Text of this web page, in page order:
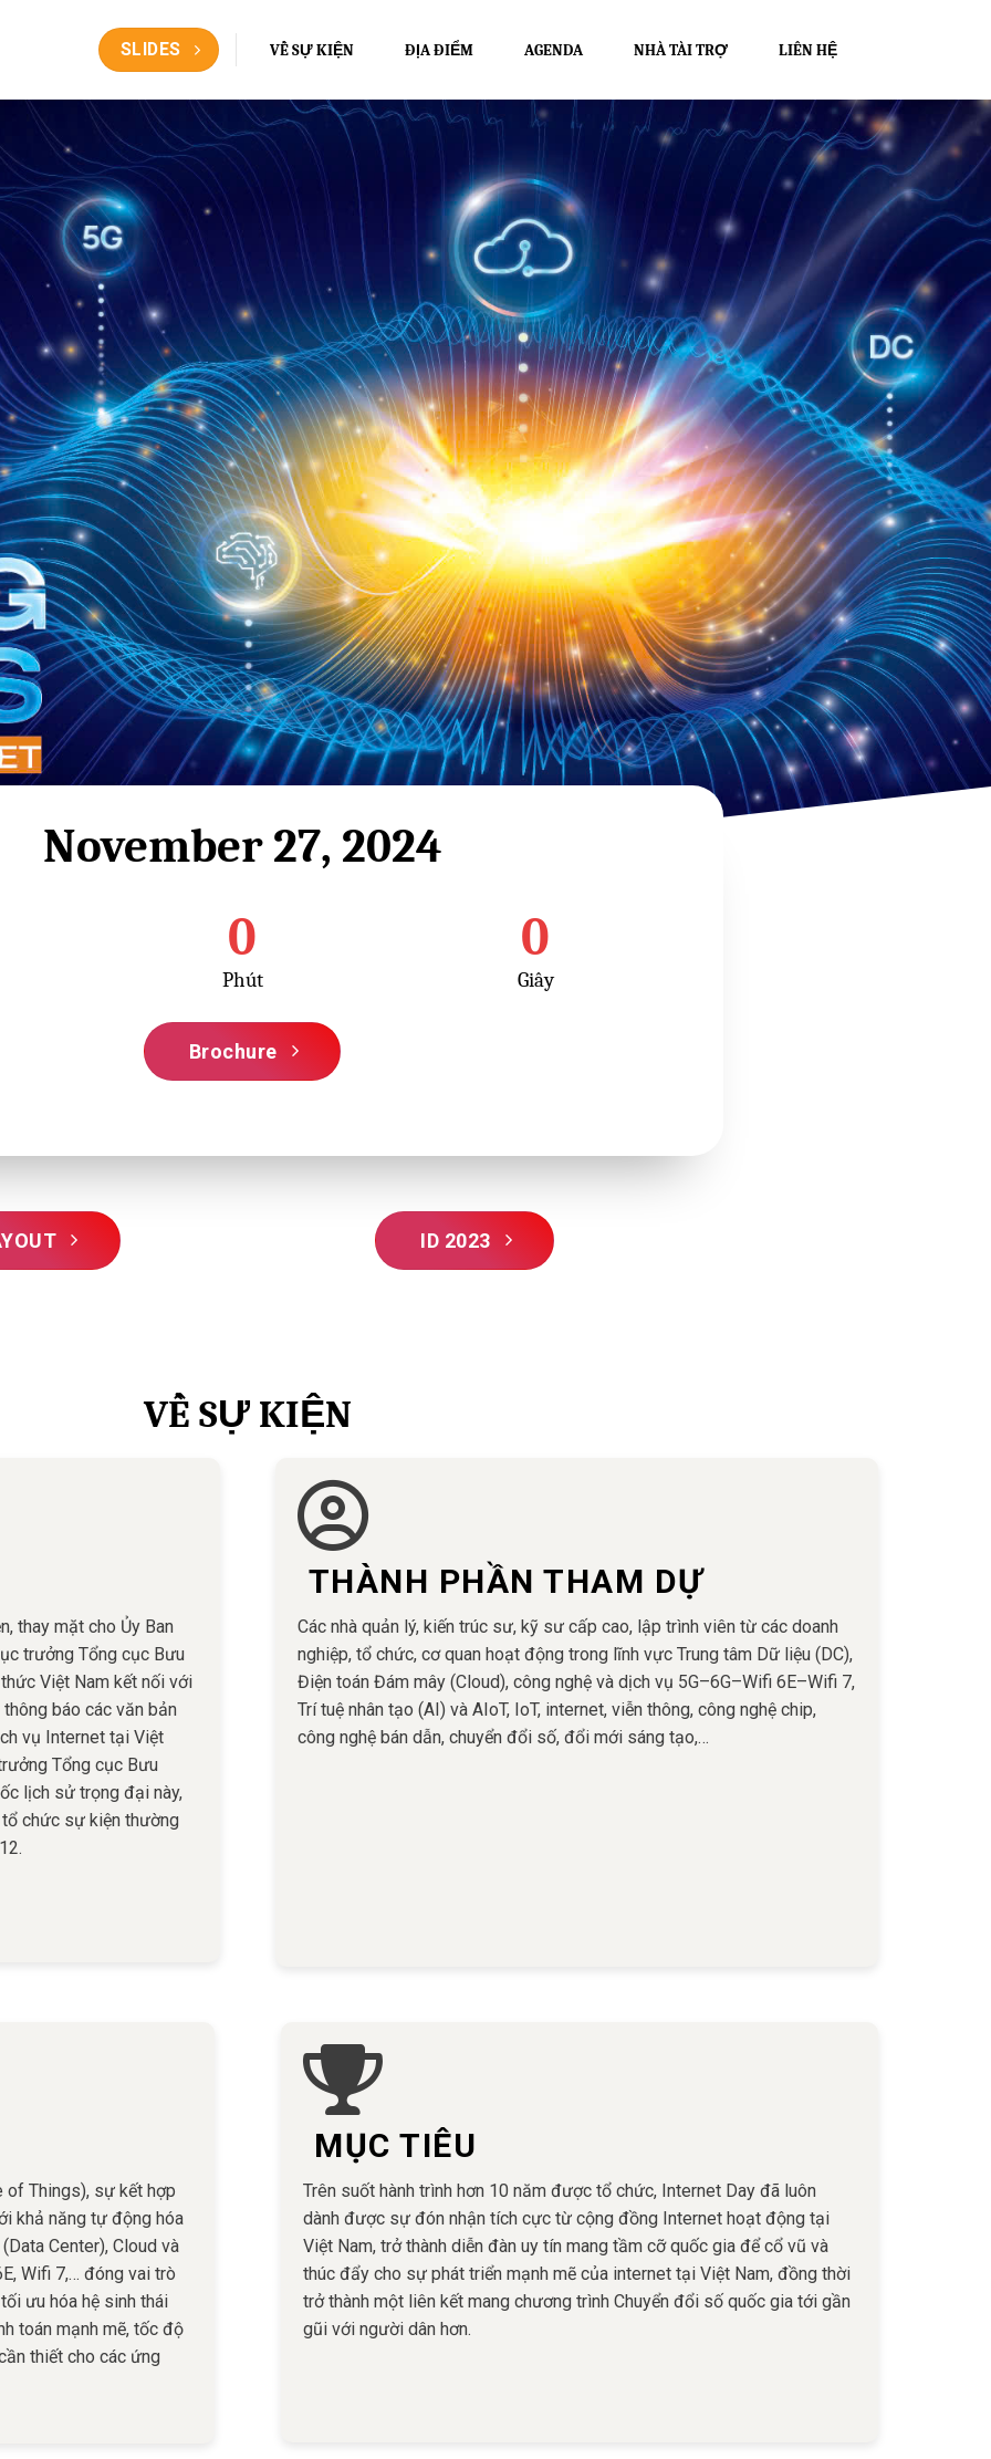
SLIDES VỀ SỰ KIỆN ĐỊA ĐIỂM AGENDA NHÀ TÀI TRỢ LIÊN HỆ
November 27, 2024
0
Phút
0
Giây
Brochure
ID 2023
VỀ SỰ KIỆN
thay mặt cho Ủy Ban
trưởng Tổng cục Bưu
Việt Nam kết nối với
báo các văn bản
vụ Internet tại Việt
Tổng cục Bưu
lịch sử trọng đại này,
chức sự kiện thường
THÀNH PHẦN THAM DỰ
Các nhà quản lý, kiến trúc sư, kỹ sư cấp cao, lập trình viên từ các doanh
nghiệp, tổ chức, cơ quan hoạt động trong lĩnh vực Trung tâm Dữ liệu (DC),
Điện toán Đám mây (Cloud), công nghệ và dịch vụ 5G–6G–Wifi 6E–Wifi 7,
Trí tuệ nhân tạo (AI) và AIoT, IoT, internet, viễn thông, công nghệ chip,
công nghệ bán dẫn, chuyển đổi số, đổi mới sáng tạo,…
Things), sự kết hợp
khả năng tự động hóa
Center), Cloud và
Wifi 7,… đóng vai trò
ưu hóa hệ sinh thái
toán mạnh mẽ, tốc độ
thiết cho các ứng
MỤC TIÊU
Trên suốt hành trình hơn 10 năm được tổ chức, Internet Day đã luôn
dành được sự đón nhận tích cực từ cộng đồng Internet hoạt động tại
Việt Nam, trở thành diễn đàn uy tín mang tầm cỡ quốc gia để cổ vũ và
thúc đẩy cho sự phát triển mạnh mẽ của internet tại Việt Nam, đồng thời
trở thành một liên kết mang chương trình Chuyển đổi số quốc gia tới gần
gũi với người dân hơn.